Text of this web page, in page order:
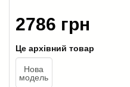
2786 грн
Це архівний товар
Нова
модель